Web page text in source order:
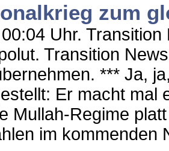
zum
Uhr.
Transition
*** Ja,
Er macht mal
Mullah-Regime
im kommenden